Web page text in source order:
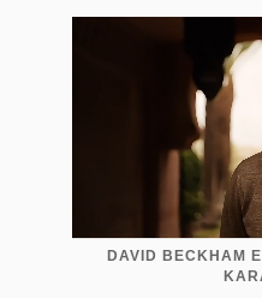
DAVID BECKHAM